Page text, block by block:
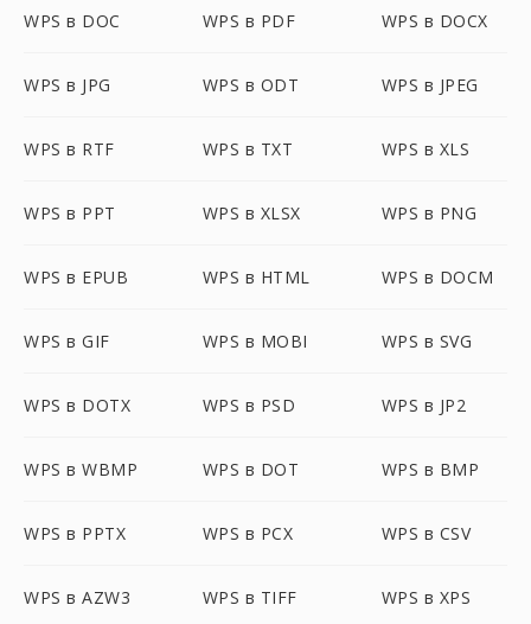
WPS в DOC WPS в PDF WPS в DOCX
WPS в JPG WPS в ODT WPS в JPEG
WPS в RTF WPS в TXT WPS в XLS
WPS в PPT WPS в XLSX WPS в PNG
WPS в EPUB WPS в HTML WPS в DOCM
WPS в GIF WPS в MOBI WPS в SVG
WPS в DOTX WPS в PSD WPS в JP2
WPS в WBMP WPS в DOT WPS в BMP
WPS в PPTX WPS в PCX WPS в CSV
WPS в AZW3 WPS в TIFF WPS в XPS